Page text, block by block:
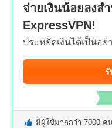
จ่ายเงินน้อยลงส
ExpressVPN!
ประหยัดเงินได้เป็นอ
รั
มีผู้ใช้มากกว่า 7000 ค